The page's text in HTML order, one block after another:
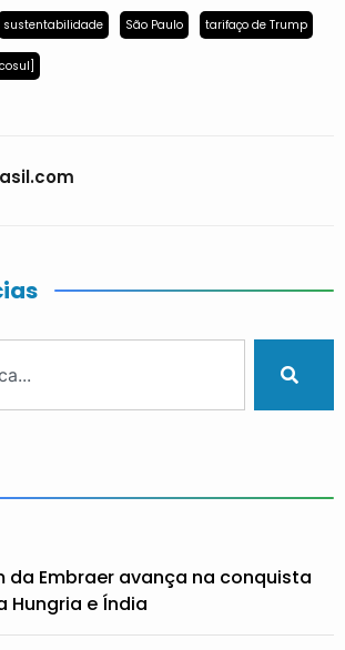
sustentabilidade São Paulo tarifaço de Trump
da Embraer avança na conquista
Hungria e Índia